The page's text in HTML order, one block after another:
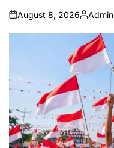
on
August 8, 2026
Posted
by
Admin